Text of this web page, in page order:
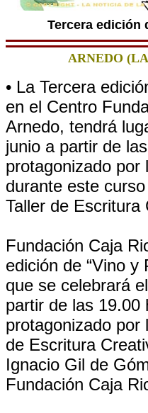
Tercera edición
ARNEDO
• La Tercera
en el Centro
Arnedo, tendrá
junio a partir de
protagonizado por
durante este
Taller de Escritura
Fundación Caja
edición de “Vino y
que se celebrará
partir de las 19.00
protagonizado por
de Escritura
Ignacio Gil de
Fundación Caja